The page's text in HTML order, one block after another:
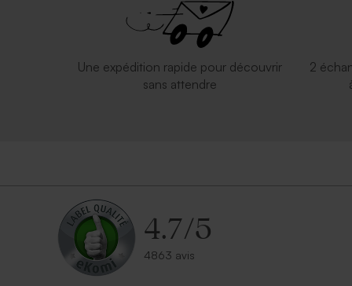
Une expédition rapide pour découvrir
sans attendre
2
4.7/5
4863 avis